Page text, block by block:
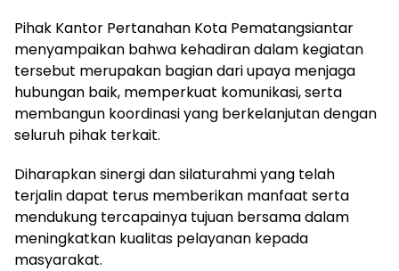
Pihak Kantor Pertanahan Kota Pematangsiantar
menyampaikan bahwa kehadiran dalam kegiatan
tersebut merupakan bagian dari upaya menjaga
hubungan baik, memperkuat komunikasi, serta
membangun koordinasi yang berkelanjutan dengan
seluruh pihak terkait.
Diharapkan sinergi dan silaturahmi yang telah
terjalin dapat terus memberikan manfaat serta
mendukung tercapainya tujuan bersama dalam
meningkatkan kualitas pelayanan kepada
masyarakat.